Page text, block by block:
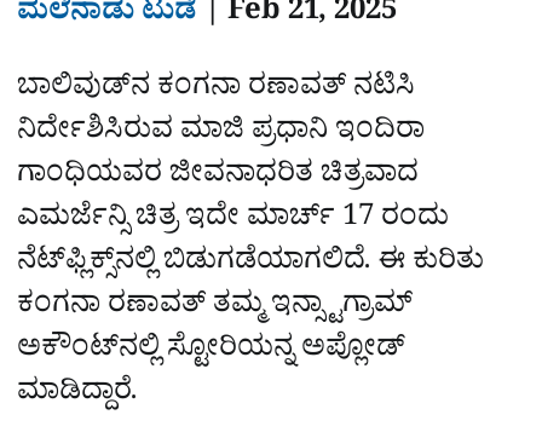
ಮಲೆನಾಡು ಟುಡೆ |‌‌ Feb 21, 2025
ಬಾಲಿವುಡ್‌ನ ಕಂಗನಾ ರಣಾವತ್‌ ನಟಿಸಿ
ನಿರ್ದೇಶಿಸಿರುವ ಮಾಜಿ ಪ್ರಧಾನಿ ಇಂದಿರಾ
ಗಾಂಧಿಯವರ ಜೀವನಾಧರಿತ ಚಿತ್ರವಾದ
ಎಮರ್ಜೆನ್ಸಿ ಚಿತ್ರ ಇದೇ ಮಾರ್ಚ್‌ 17 ರಂದು
ನೆಟ್‌ಫ್ಲಿಕ್ಸ್‌ನಲ್ಲಿ ಬಿಡುಗಡೆಯಾಗಲಿದೆ. ಈ ಕುರಿತು
ಕಂಗನಾ ರಣಾವತ್‌ ತಮ್ಮ ಇನ್ಸ್ಟಾಗ್ರಾಮ್‌
ಅಕೌಂಟ್‌ನಲ್ಲಿ ಸ್ಟೋರಿಯನ್ನ ಅಪ್ಲೋಡ್‌
ಮಾಡಿದ್ದಾರೆ.